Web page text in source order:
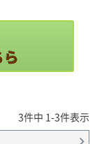
3件中 1-3件表示